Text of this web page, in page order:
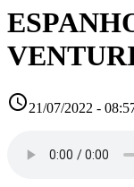
access_time21/07/2022 -